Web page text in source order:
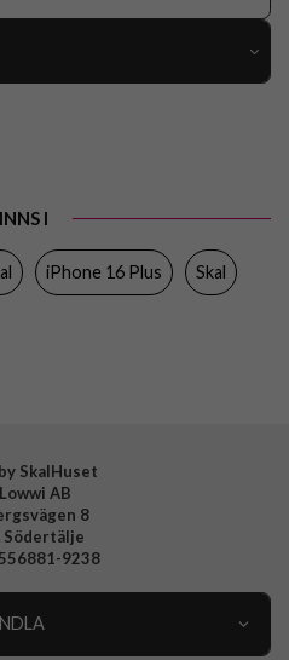
Hårdplast (PC), Mjukplast (TPU)
I
iPhone 16 Plus Skal
SkalHuset
AB
8
Södertälje
9238